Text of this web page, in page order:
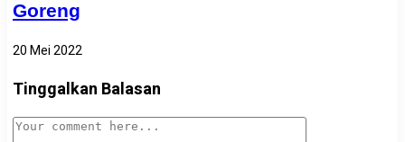
Goreng
20 Mei 2022
Tinggalkan Balasan
Comment